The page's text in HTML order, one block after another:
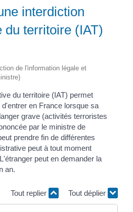
interdiction
du territoire (IAT)
de l'information légale et
du territoire (IAT) permet
en France lorsque sa
grave (activités terroristes
par le ministre de
prendre fin de différentes
peut à tout moment
peut en demander la
an.
Tout replier Tout déplier